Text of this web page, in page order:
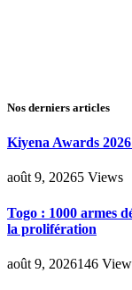
Nos derniers articles
Kiyena Awards
août 9, 20265 Views
Togo : 1000 armes
la prolifération
août 9, 2026146